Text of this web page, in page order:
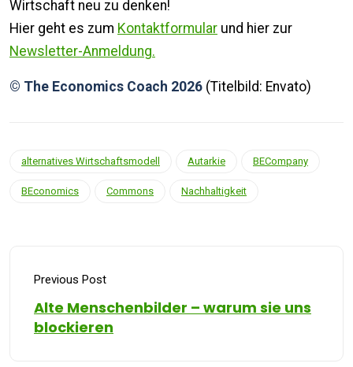
Wirtschaft neu zu denken!
Hier geht es zum Kontaktformular und hier zur
Newsletter-Anmeldung.
© The Economics Coach 2026 (Titelbild: Envato)
alternatives Wirtschaftsmodell Autarkie BECompany
BEconomics Commons Nachhaltigkeit
Previous Post
Alte Menschenbilder – warum sie uns
blockieren